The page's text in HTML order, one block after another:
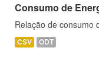
Consumo de
Relação de consumo
CSV ODT